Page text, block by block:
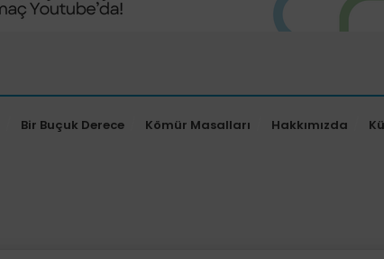
Bir Buçuk Derece Kömür Masalları Hakkımızda